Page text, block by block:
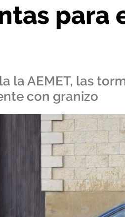
para
la AEMET, las
con granizo